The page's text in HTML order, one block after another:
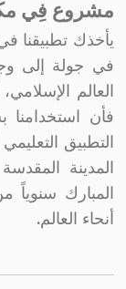
مشروع فِي
يأخذك تطبيقنا
في جولة إلى
العالم
التطبيق
المدينة
المبارك
أنحاء العالم.